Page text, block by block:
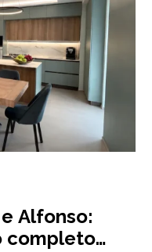
Alfonso:
completo